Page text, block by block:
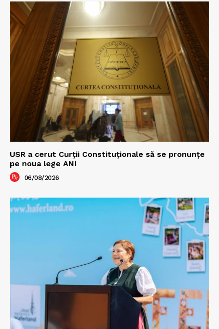
USR a cerut Curții Constituționale să se pronunțe
pe noua lege ANI
06/08/2026